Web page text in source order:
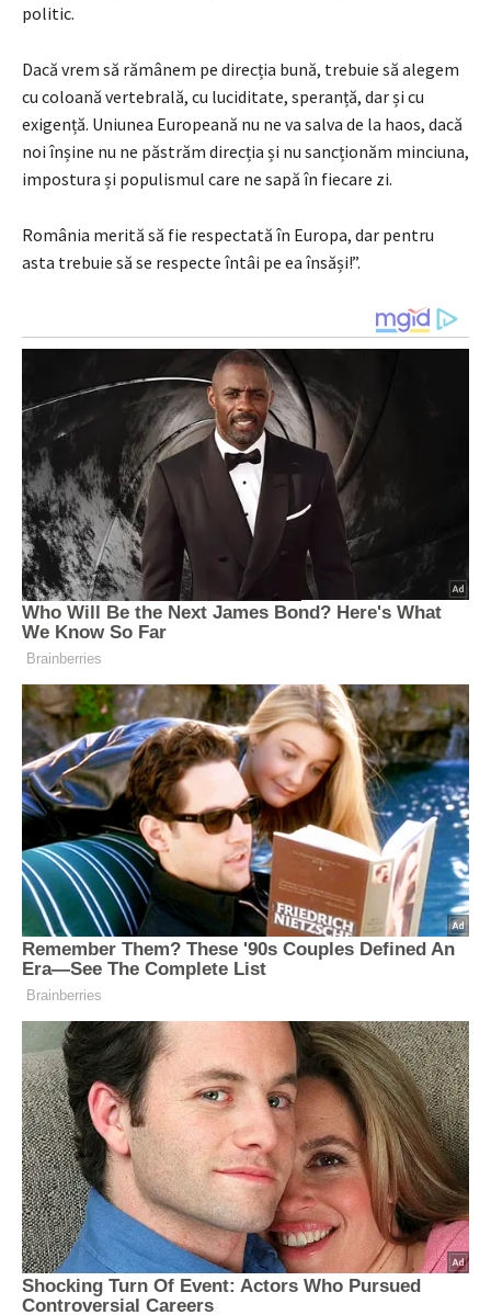
politic.
Dacă vrem să rămânem pe direcția bună, trebuie să alegem
cu coloană vertebrală, cu luciditate, speranță, dar și cu
exigență. Uniunea Europeană nu ne va salva de la haos, dacă
noi înșine nu ne păstrăm direcția și nu sancționăm minciuna,
impostura și populismul care ne sapă în fiecare zi.
România merită să fie respectată în Europa, dar pentru
asta trebuie să se respecte întâi pe ea însăși!”.